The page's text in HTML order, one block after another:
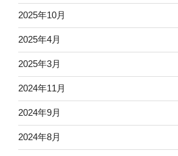
2025年10月
2025年4月
2025年3月
2024年11月
2024年9月
2024年8月